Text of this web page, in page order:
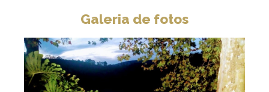
Galeria de fotos